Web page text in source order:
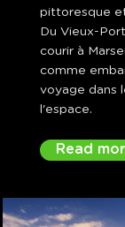
pittoresque
Du Vieux-
courir à
comme
voyage dans
l'espace.
Read